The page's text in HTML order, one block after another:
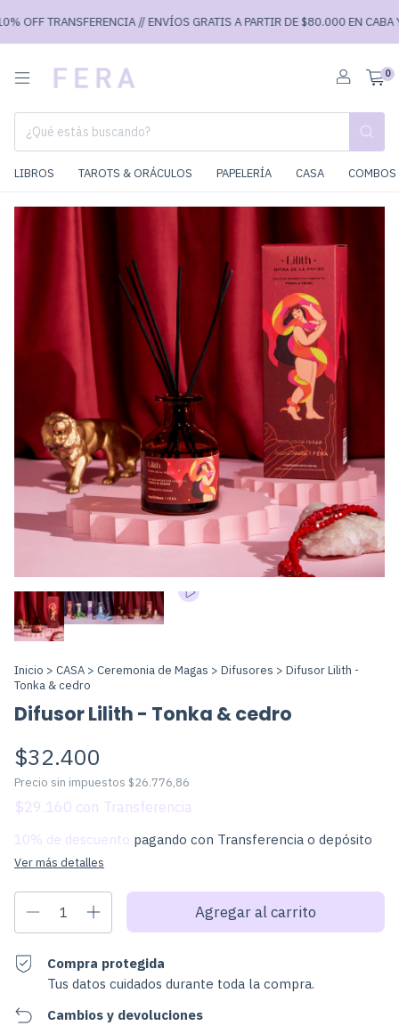
TRANSFERENCIA // ENVÍOS GRATIS A PARTIR DE $80.000 EN CABA Y
0
LIBROS TAROTS & ORÁCULOS PAPELERÍA CASA
Inicio > CASA > Ceremonia de Magas > Difusores > Difusor Lilith -
Tonka & cedro
Difusor Lilith - Tonka & cedro
$32.400
Precio sin impuestos $26.776,86
$29.160 con
10% de descuento pagando con Transferencia o depósito
Ver más detalles
Compra protegida
Tus datos cuidados durante toda la compra.
Cambios y devoluciones